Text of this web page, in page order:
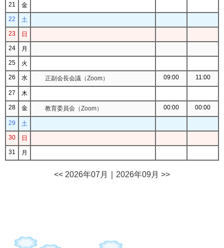
21
金
22
土
23
日
24
月
25
火
26
水 正副会長会議（Zoom） 09:00 11:00
27
木
28
金 教育委員会（Zoom） 00:00 00:00
29
土
30
日
31
月
<< 2026年07月 2026年09月 >>